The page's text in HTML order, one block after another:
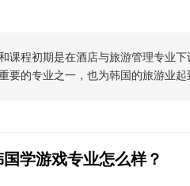
课程初期是在酒店与旅游管理专业
要的专业之一，也为韩国的旅游业
学游戏专业怎么样？